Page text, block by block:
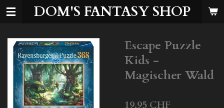
Zum
DOM'S FANTASY SHOP
Escape Puzzle
Kids -
Magischer Wald
19,95 CHF